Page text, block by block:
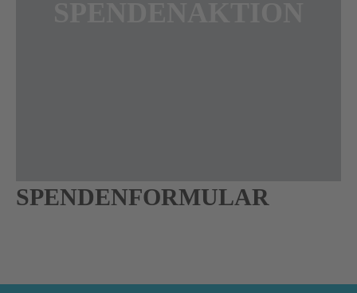
SPENDENFORMULAR